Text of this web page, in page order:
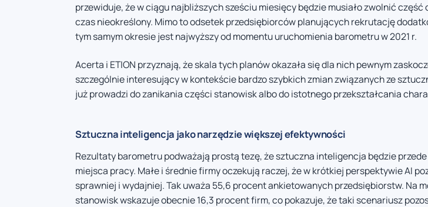
przewiduje, że w ciągu najbliższych sześciu miesięcy będzie musiało zwolnić
czas nieokreślony. Mimo to odsetek przedsiębiorców planujących rekrutację
tym samym okresie jest najwyższy od momentu uruchomienia barometru w 2021 r.
Acerta i ETION przyznają, że skala tych planów okazała się dla nich pewnym
szczególnie interesujący w kontekście bardzo szybkich zmian związanych ze
już prowadzi do zanikania części stanowisk albo do istotnego przekształcania
Sztuczna inteligencja jako narzędzie większej efektywności
Rezultaty barometru podważają prostą tezę, że sztuczna inteligencja będzie
miejsca pracy. Małe i średnie firmy oczekują raczej, że w krótkiej perspektywie AI
sprawniej i wydajniej. Tak uważa 55,6 procent ankietowanych przedsiębiorstw. Na
stanowisk wskazuje obecnie 16,3 procent firm, co pokazuje, że taki scenariusz